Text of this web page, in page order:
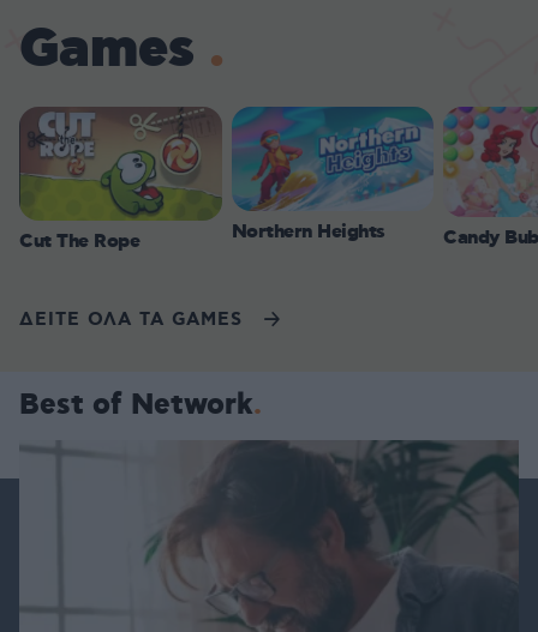
Games
Cut The Rope Northern Heights Candy
ΔΕΙΤΕ ΟΛΑ ΤΑ GAMES
Best of Network